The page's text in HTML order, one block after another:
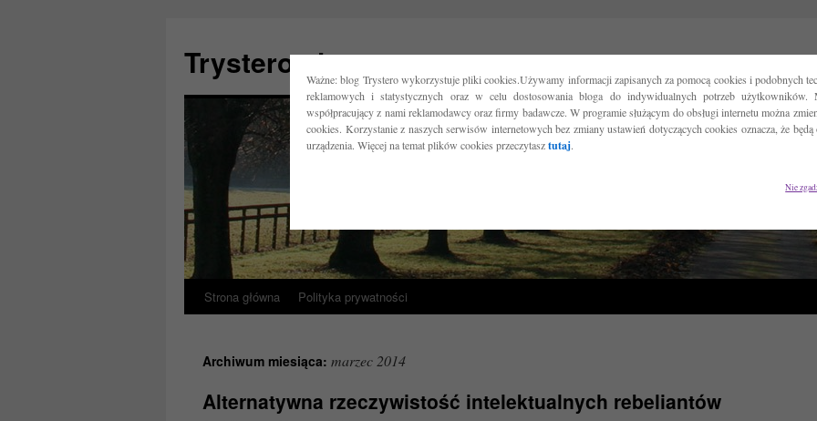
Ważne: blog Trystero wykorzystuje pliki cookies.Używamy informacji zapisanych za pomocą cookies i podobnych
reklamowych i statystycznych oraz w celu dostosowania bloga do indywidualnych potrzeb użytkowników.
współpracujący z nami reklamodawcy oraz firmy badawcze. W programie służącym do obsługi internetu można
cookies. Korzystanie z naszych serwisów internetowych bez zmiany ustawień dotyczących cookies oznacza, że będą
urządzenia. Więcej na temat plików cookies przeczytasztutaj.
Nie
Trystero.pl
Przejdź
treści
Strona główna Polityka prywatności
Archiwum miesiąca: marzec 2014
Alternatywna rzeczywistość intelektualnych rebeliantów